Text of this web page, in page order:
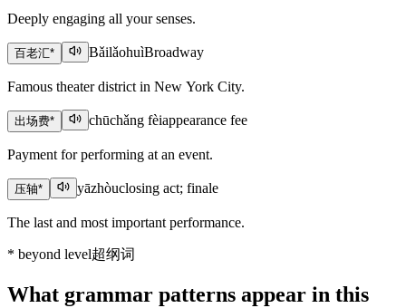
Deeply engaging all your senses.
百老汇* BǎilǎohuìBroadway
Famous theater district in New York City.
出场费* chūchǎng fèiappearance fee
Payment for performing at an event.
压轴* yāzhòuclosing act; finale
The last and most important performance.
* beyond level超纲词
What grammar patterns appear in this